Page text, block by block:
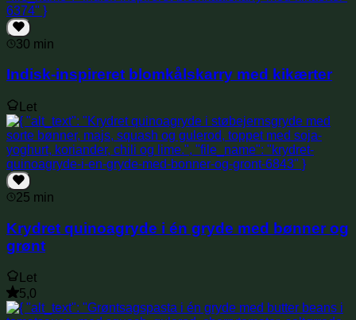
30 min
Indisk-inspireret blomkålskarry med kikærter
Let
25 min
Krydret quinoagryde i én gryde med bønner og
grønt
Let
5,0